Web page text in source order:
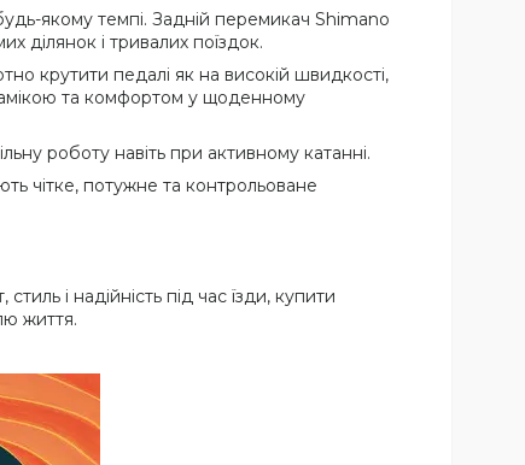
якому темпі. Задній перемикач Shimano
ділянок і тривалих поїздок.
крутити педалі як на високій швидкості,
та комфортом у щоденному
роботу навіть при активному катанні.
чітке, потужне та контрольоване
і надійність під час їзди, купити
життя.